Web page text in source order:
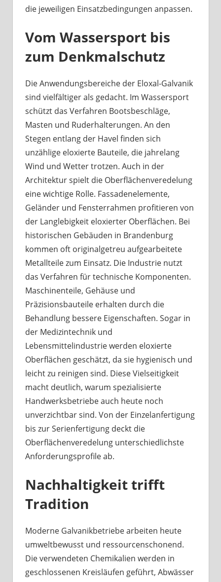
die jeweiligen Einsatzbedingungen anpassen.
Vom Wassersport bis
zum Denkmalschutz
Die Anwendungsbereiche der Eloxal-Galvanik
sind vielfältiger als gedacht. Im Wassersport
schützt das Verfahren Bootsbeschläge,
Masten und Ruderhalterungen. An den
Stegen entlang der Havel finden sich
unzählige eloxierte Bauteile, die jahrelang
Wind und Wetter trotzen. Auch in der
Architektur spielt die Oberflächenveredelung
eine wichtige Rolle. Fassadenelemente,
Geländer und Fensterrahmen profitieren von
der Langlebigkeit eloxierter Oberflächen. Bei
historischen Gebäuden in Brandenburg
kommen oft originalgetreu aufgearbeitete
Metallteile zum Einsatz. Die Industrie nutzt
das Verfahren für technische Komponenten.
Maschinenteile, Gehäuse und
Präzisionsbauteile erhalten durch die
Behandlung bessere Eigenschaften. Sogar in
der Medizintechnik und
Lebensmittelindustrie werden eloxierte
Oberflächen geschätzt, da sie hygienisch und
leicht zu reinigen sind. Diese Vielseitigkeit
macht deutlich, warum spezialisierte
Handwerksbetriebe auch heute noch
unverzichtbar sind. Von der Einzelanfertigung
bis zur Serienfertigung deckt die
Oberflächenveredelung unterschiedlichste
Anforderungsprofile ab.
Nachhaltigkeit trifft
Tradition
Moderne Galvanikbetriebe arbeiten heute
umweltbewusst und ressourcenschonend.
Die verwendeten Chemikalien werden in
geschlossenen Kreisläufen geführt, Abwässer